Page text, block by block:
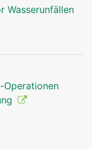
Wasserunfällen
Operationen